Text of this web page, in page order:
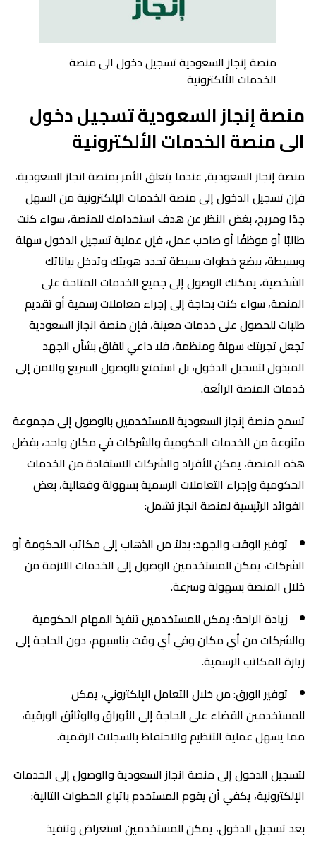
منصة إنجاز السعودية تسجيل دخول الى منصة
الخدمات الألكترونية
منصة إنجاز السعودية تسجيل دخول
الى منصة الخدمات الألكترونية
منصة إنجاز السعودية, عندما يتعلق الأمر بمنصة انجاز السعودية،
فإن تسجيل الدخول إلى منصة الخدمات الإلكترونية من السهل
جدًا ومريح، بغض النظر عن هدف استخدامك للمنصة، سواء كنت
طالبًا أو موظفًا أو صاحب عمل، فإن عملية تسجيل الدخول سهلة
وبسيطة، ببضع خطوات بسيطة تحدد هويتك وتدخل بياناتك
الشخصية، يمكنك الوصول إلى جميع الخدمات المتاحة على
المنصة، سواء كنت بحاجة إلى إجراء معاملات رسمية أو تقديم
طلبات للحصول على خدمات معينة، فإن منصة انجاز السعودية
تجعل تجربتك سهلة ومنظمة، فلا داعي للقلق بشأن الجهد
المبذول لتسجيل الدخول، بل استمتع بالوصول السريع والآمن إلى
خدمات المنصة الرائعة.
تسمح منصة إنجاز السعودية للمستخدمين بالوصول إلى مجموعة
متنوعة من الخدمات الحكومية والشركات في مكان واحد، بفضل
هذه المنصة، يمكن للأفراد والشركات الاستفادة من الخدمات
الحكومية وإجراء التعاملات الرسمية بسهولة وفعالية، بعض
الفوائد الرئيسية لمنصة انجاز تشمل:
توفير الوقت والجهد: بدلاً من الذهاب إلى مكاتب الحكومة أو
الشركات، يمكن للمستخدمين الوصول إلى الخدمات اللازمة من
خلال المنصة بسهولة وسرعة.
زيادة الراحة: يمكن للمستخدمين تنفيذ المهام الحكومية
والشركات من أي مكان وفي أي وقت يناسبهم، دون الحاجة إلى
زيارة المكاتب الرسمية.
توفير الورق: من خلال التعامل الإلكتروني، يمكن
للمستخدمين القضاء على الحاجة إلى الأوراق والوثائق الورقية،
مما يسهل عملية التنظيم والاحتفاظ بالسجلات الرقمية.
لتسجيل الدخول إلى منصة انجاز السعودية والوصول إلى الخدمات
الإلكترونية، يكفي أن يقوم المستخدم باتباع الخطوات التالية:
بعد تسجيل الدخول، يمكن للمستخدمين استعراض وتنفيذ